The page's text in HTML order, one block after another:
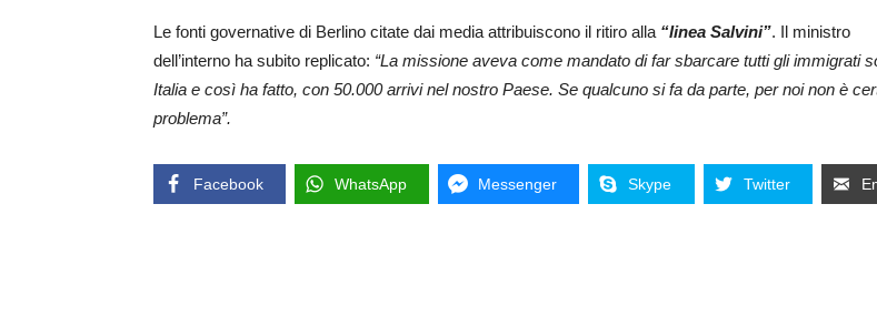
Le fonti governative di Berlino citate dai media attribuiscono il ritiro alla “linea Salvini”. Il ministro
dell’interno ha subito replicato: “La missione aveva come mandato di far sbarcare tutti gli immigrati
Italia e così ha fatto, con 50.000 arrivi nel nostro Paese. Se qualcuno si fa da parte, per noi non è
problema”.
Facebook WhatsApp Messenger Skype Twitter